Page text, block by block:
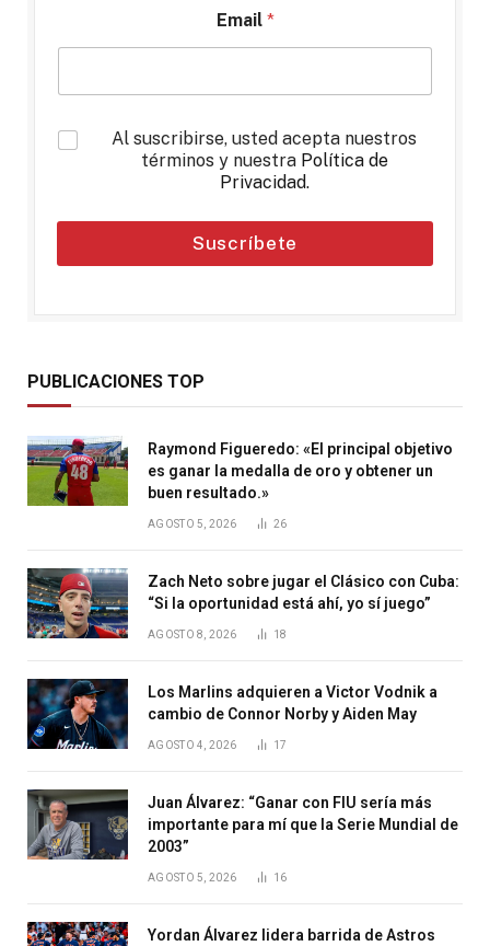
Email *
*
Al suscribirse, usted acepta nuestros
términos y nuestra Política de
Privacidad.
Suscríbete
PUBLICACIONES TOP
Raymond Figueredo: «El principal objetivo
es ganar la medalla de oro y obtener un
buen resultado.»
AGOSTO 5, 2026 26
Zach Neto sobre jugar el Clásico con Cuba:
“Si la oportunidad está ahí, yo sí juego”
AGOSTO 8, 2026 18
Los Marlins adquieren a Victor Vodnik a
cambio de Connor Norby y Aiden May
AGOSTO 4, 2026 17
Juan Álvarez: “Ganar con FIU sería más
importante para mí que la Serie Mundial de
2003”
AGOSTO 5, 2026 16
Yordan Álvarez lidera barrida de Astros